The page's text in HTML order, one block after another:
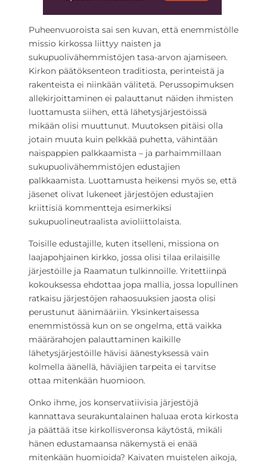
Puheenvuoroista sai sen kuvan, että enemmistölle
missio kirkossa liittyy naisten ja
sukupuolivähemmistöjen tasa-arvon ajamiseen.
Kirkon päätöksenteon traditiosta, perinteistä ja
rakenteista ei niinkään välitetä. Perussopimuksen
allekirjoittaminen ei palauttanut näiden ihmisten
luottamusta siihen, että lähetysjärjestöissä
mikään olisi muuttunut. Muutoksen pitäisi olla
jotain muuta kuin pelkkää puhetta, vähintään
naispappien palkkaamista – ja parhaimmillaan
sukupuolivähemmistöjen edustajien
palkkaamista. Luottamusta heikensi myös se, että
jäsenet olivat lukeneet järjestöjen edustajien
kriittisiä kommentteja esimerkiksi
sukupuolineutraalista avioliittolaista.
Toisille edustajille, kuten itselleni, missiona on
laajapohjainen kirkko, jossa olisi tilaa erilaisille
järjestöille ja Raamatun tulkinnoille. Yritettiinpä
kokouksessa ehdottaa jopa mallia, jossa lopullinen
ratkaisu järjestöjen rahaosuuksien jaosta olisi
perustunut äänimääriin. Yksinkertaisessa
enemmistössä kun on se ongelma, että vaikka
määrärahojen palauttaminen kaikille
lähetysjärjestöille hävisi äänestyksessä vain
kolmella äänellä, häviäjien tarpeita ei tarvitse
ottaa mitenkään huomioon.
Onko ihme, jos konservatiivisia järjestöjä
kannattava seurakuntalainen haluaa erota kirkosta
ja päättää itse kirkollisveronsa käytöstä, mikäli
hänen edustamaansa näkemystä ei enää
mitenkään huomioida? Kaivaten muistelen aikoja,